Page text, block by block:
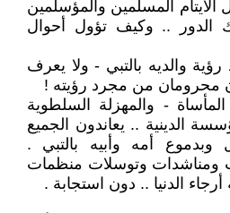
الأيتام المسلمين والمؤسلمين
الدور .. وكيف تؤول أحوال
والديه بالتبي - ولا يعرف
محرومان من مجرد رؤيته !
- والمهزلة السلطوية
الدينية .. يعاندون الجميع
أمه وأبيه بالتبي .
ومناشدات وتوسلات منظمات
الدنيا .. دون استجابة .